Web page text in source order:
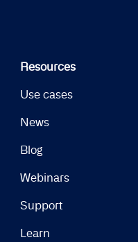
Resources
Use cases
News
Blog
Webinars
Support
Learn